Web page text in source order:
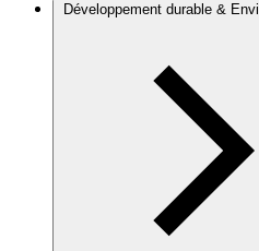
Développement durable &